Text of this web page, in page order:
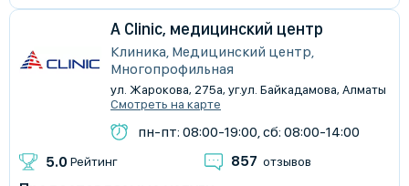
A Clinic, медицинский центр
Клиника, Медицинский центр,
Многопрофильная
ул. Жарокова, 275а, уг.ул. Байкадамова, Алматы
Смотреть на карте
пн-пт: 08:00-19:00, сб: 08:00-14:00
5.0 Рейтинг 857 отзывов